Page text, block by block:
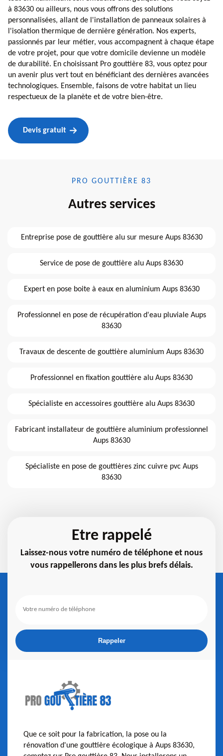
à 83630 ou ailleurs, nous vous offrons des solutions
personnalisées, allant de l'installation de panneaux solaires à
l'isolation thermique de dernière génération. Nos experts,
passionnés par leur métier, vous accompagnent à chaque étape
de votre projet, pour que votre domicile devienne un modèle
de durabilité. En choisissant Pro gouttière 83, vous optez pour
un avenir plus vert tout en bénéficiant des dernières avancées
technologiques. Ensemble, faisons de votre habitat un lieu
respectueux de la planète et de votre bien-être.
Devis gratuit
PRO GOUTTIÈRE 83
Autres services
Entreprise pose de gouttière alu sur mesure Aups 83630
Service de pose de gouttière alu Aups 83630
Expert en pose boite à eaux en aluminium Aups 83630
Professionnel en pose de récupération d'eau pluviale Aups
83630
Travaux de descente de gouttière aluminium Aups 83630
Professionnel en fixation gouttière alu Aups 83630
Spécialiste en accessoires gouttière alu Aups 83630
Fabricant installateur de gouttière aluminium professionnel
Aups 83630
Spécialiste en pose de gouttières zinc cuivre pvc Aups
83630
Etre rappelé
Laissez-nous votre numéro de téléphone et nous
vous rappellerons dans les plus brefs délais.
Que ce soit pour la fabrication, la pose ou la
rénovation d'une gouttière écologique à Aups 83630,